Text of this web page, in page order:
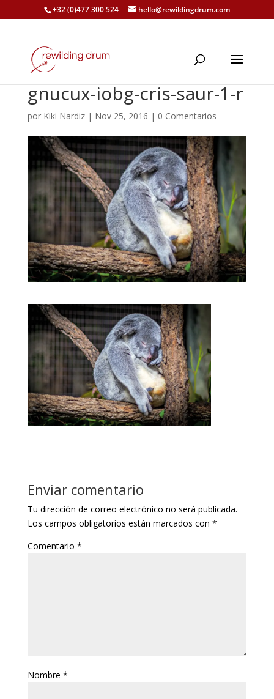
+32 (0)477 300 524 hello@rewildingdrum.com
gnucux-iobg-cris-saur-1-r
por Kiki Nardiz| Nov 25, 2016 | 0 Comentarios
Enviar comentario
Tu dirección de correo electrónico no será publicada.
Los campos obligatorios están marcados con *
Comentario *
Nombre *